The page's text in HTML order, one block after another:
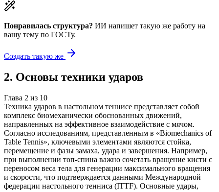
Понравилась структура? ИИ напишет такую же работу на
вашу тему по ГОСТу.
Создать такую же
2. Основы техники ударов
Глава 2 из 10
Техника ударов в настольном теннисе представляет собой
комплекс биомеханически обоснованных движений,
направленных на эффективное взаимодействие с мячом.
Согласно исследованиям, представленным в «Biomechanics of
Table Tennis», ключевыми элементами являются стойка,
перемещение и фазы замаха, удара и завершения. Например,
при выполнении топ-спина важно сочетать вращение кисти с
переносом веса тела для генерации максимального вращения
и скорости, что подтверждается данными Международной
федерации настольного тенниса (ITTF). Основные удары,